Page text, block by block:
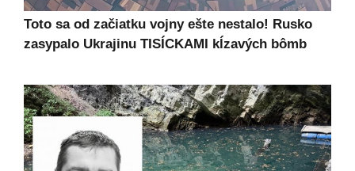
Toto sa od začiatku vojny ešte nestalo! Rusko
zasypalo Ukrajinu TISÍCKAMI kĺzavých bômb